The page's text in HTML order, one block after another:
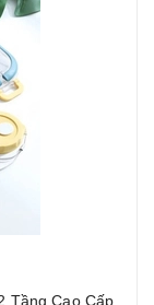
Tầng Cao Cấp